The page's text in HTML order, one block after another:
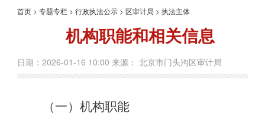
首页 >专题专栏 >行政执法公示 >区审计局 >执法主体
机构职能和相关信息
日期：2026-01-16 10:00 来源： 北京市门头沟区审计局
（一）机构职能